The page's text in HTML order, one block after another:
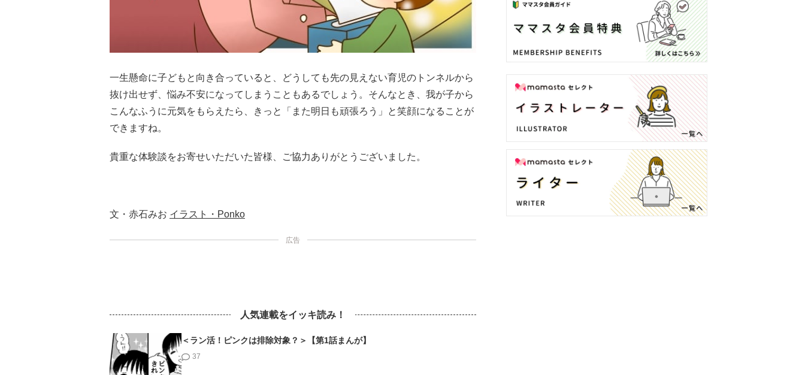
一生懸命に子どもと向き合っていると、どうしても先の見えない育児のトンネルから
抜け出せず、悩み不安になってしまうこともあるでしょう。そんなとき、我が子から
こんなふうに元気をもらえたら、きっと「また明日も頑張ろう」と笑顔になることが
できますね。
貴重な体験談をお寄せいただいた皆様、ご協力ありがとうございました。
文・赤石みお イラスト・Ponko
広告
人気連載をイッキ読み！
＜ラン活！ピンクは排除対象？＞【第1話まんが】
37